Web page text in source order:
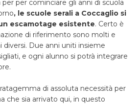
per cominciare gli anni di scuola
, le scuole serali a Coccaglio si
escamotage esistente. Certo è
di riferimento sono molti e
diversi. Due anni uniti insieme
e ogni alunno si potrà integrare
di assoluta necessità per
che sia arrivato qui, in questo